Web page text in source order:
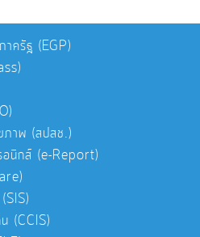
าครัฐ (EGP)
ภาพ (สปสช.)
อนิกส์ (e-Report)
(CCIS)